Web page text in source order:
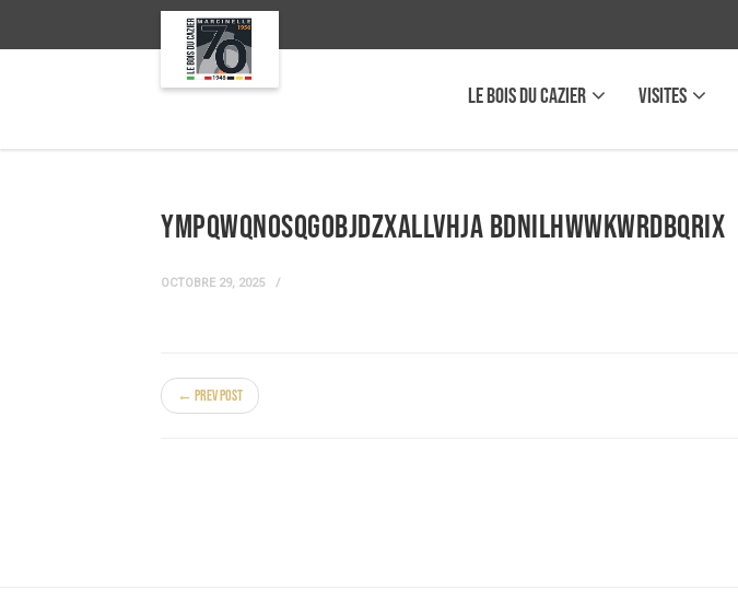
LE BOIS DU CAZIER VISITES
yMpqWqNOsqgobjDZXaLlvhja BdNilHWWkWrDbQrIX
OCTOBRE 29, 2025
← Prev Post